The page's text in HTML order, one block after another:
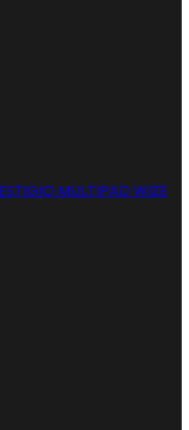
MULTIPAD WIZE